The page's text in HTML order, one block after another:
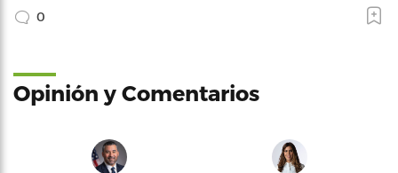
0
Opinión y Comentarios